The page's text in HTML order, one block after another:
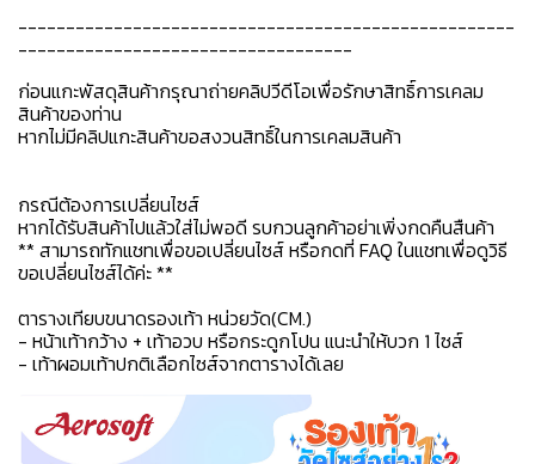
----------------------------------------------------
-----------------------------------
ก่อนแกะพัสดุสินค้ากรุณาถ่ายคลิปวีดีโอเพื่อรักษาสิทธิ์การเคลม
สินค้าของท่าน
หากไม่มีคลิปแกะสินค้าขอสงวนสิทธิ์ในการเคลมสินค้า
กรณีต้องการเปลี่ยนไซส์
หากได้รับสินค้าไปแล้วใส่ไม่พอดี รบกวนลูกค้าอย่าเพิ่งกดคืนสืนค้า
** สามารถทักแชทเพื่อขอเปลี่ยนไซส์ หรือกดที่ FAQ ในแชทเพื่อดูวิธี
ขอเปลี่ยนไซส์ได้ค่ะ **
ตารางเทียบขนาดรองเท้า หน่วยวัด(CM.)
- หน้าเท้ากว้าง + เท้าอวบ หรือกระดูกโปน แนะนำให้บวก 1 ไซส์
- เท้าผอมเท้าปกติเลือกไซส์จากตารางได้เลย